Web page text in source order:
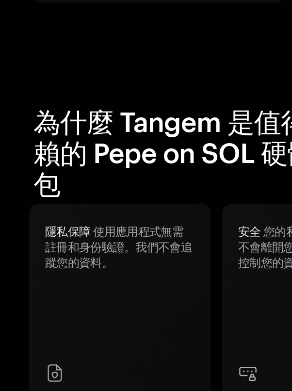
為什麼 Tangem 是值
賴的 Pepe on SOL
包
隱私保障使用應用程式無需
註冊和身份驗證。我們不會追
蹤您的資料。
安全 您的
不會離開
控制您的